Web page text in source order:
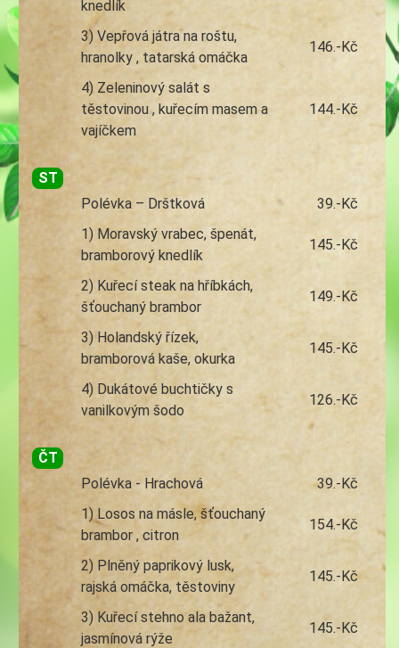
knedlík
3) Vepřová játra na roštu,
hranolky , tatarská omáčka
146.-Kč
4) Zeleninový salát s
těstovinou , kuřecím masem a
vajíčkem
144.-Kč
ST
Polévka – Drštková
39.-Kč
1) Moravský vrabec, špenát,
bramborový knedlík
145.-Kč
2) Kuřecí steak na hříbkách,
šťouchaný brambor
149.-Kč
3) Holandský řízek,
bramborová kaše, okurka
145.-Kč
4) Dukátové buchtičky s
vanilkovým šodo
126.-Kč
ČT
Polévka - Hrachová
39.-Kč
1) Losos na másle, šťouchaný
brambor , citron
154.-Kč
2) Plněný paprikový lusk,
rajská omáčka, těstoviny
145.-Kč
3) Kuřecí stehno ala bažant,
jasmínová rýže
145.-Kč